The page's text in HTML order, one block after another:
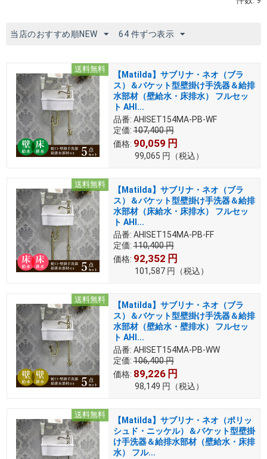
当店のおすすめ順NEW 64 件ずつ表示
送料無料
【Matilda】サブリナ・ネオ（ブラ
ス）＆バケット型壁掛け手洗器＆給排
水部材（壁給水・床排水） フルセッ
ト AHI...
品番: AHISET154MA-PB-WF
定価: 107,400円
価格: 90,059 円
99,065 円 （税込）
送料無料
【Matilda】サブリナ・ネオ（ブラ
ス）＆バケット型壁掛け手洗器＆給排
水部材（床給水・床排水） フルセッ
ト AHI...
品番: AHISET154MA-PB-FF
定価: 110,400円
価格: 92,352 円
101,587 円 （税込）
送料無料
【Matilda】サブリナ・ネオ（ブラ
ス）＆バケット型壁掛け手洗器＆給排
水部材（壁給水・壁排水） フルセッ
ト AHI...
品番: AHISET154MA-PB-WW
定価: 106,400円
価格: 89,226 円
98,149 円 （税込）
送料無料
【Matilda】サブリナ・ネオ（ポリッ
シュド・ニッケル）＆バケット型壁掛
け手洗器＆給排水部材（壁給水・床排
水） フル...